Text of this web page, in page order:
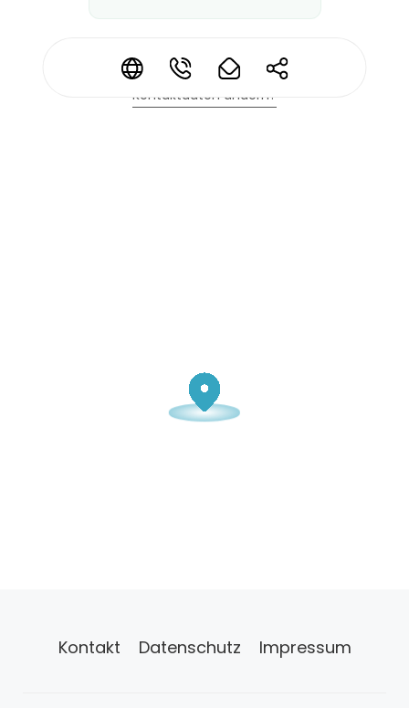
* * * *
Kontaktdaten ändern?
Kontakt Datenschutz Impressum